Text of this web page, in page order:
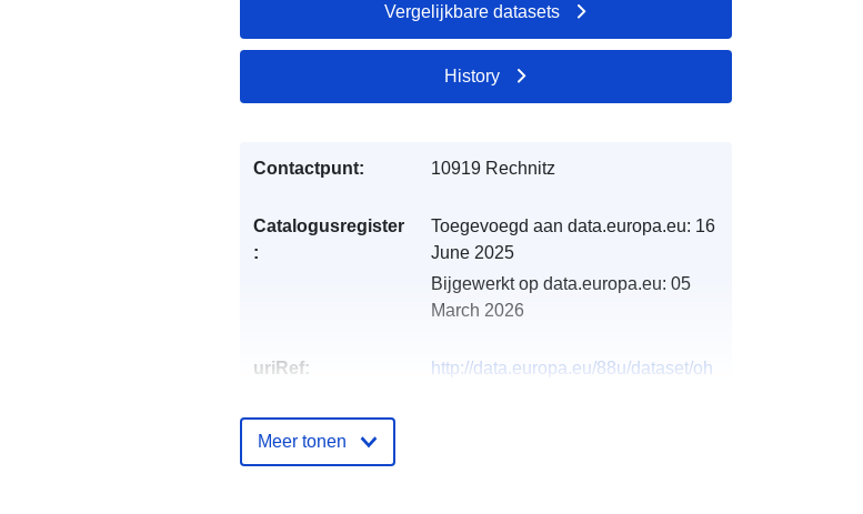
Vergelijkbare datasets
History
Contactpunt: 10919 Rechnitz
Catalogusregister
:
Toegevoegd aan data.europa.eu: 16
June 2025
Bijgewerkt op data.europa.eu: 05
March 2026
uriRef:
http://data.europa.eu/88u/dataset/oh
Meer tonen